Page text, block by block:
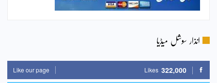
انذار سوشل میڈیا
322,000
Likes
Like our page